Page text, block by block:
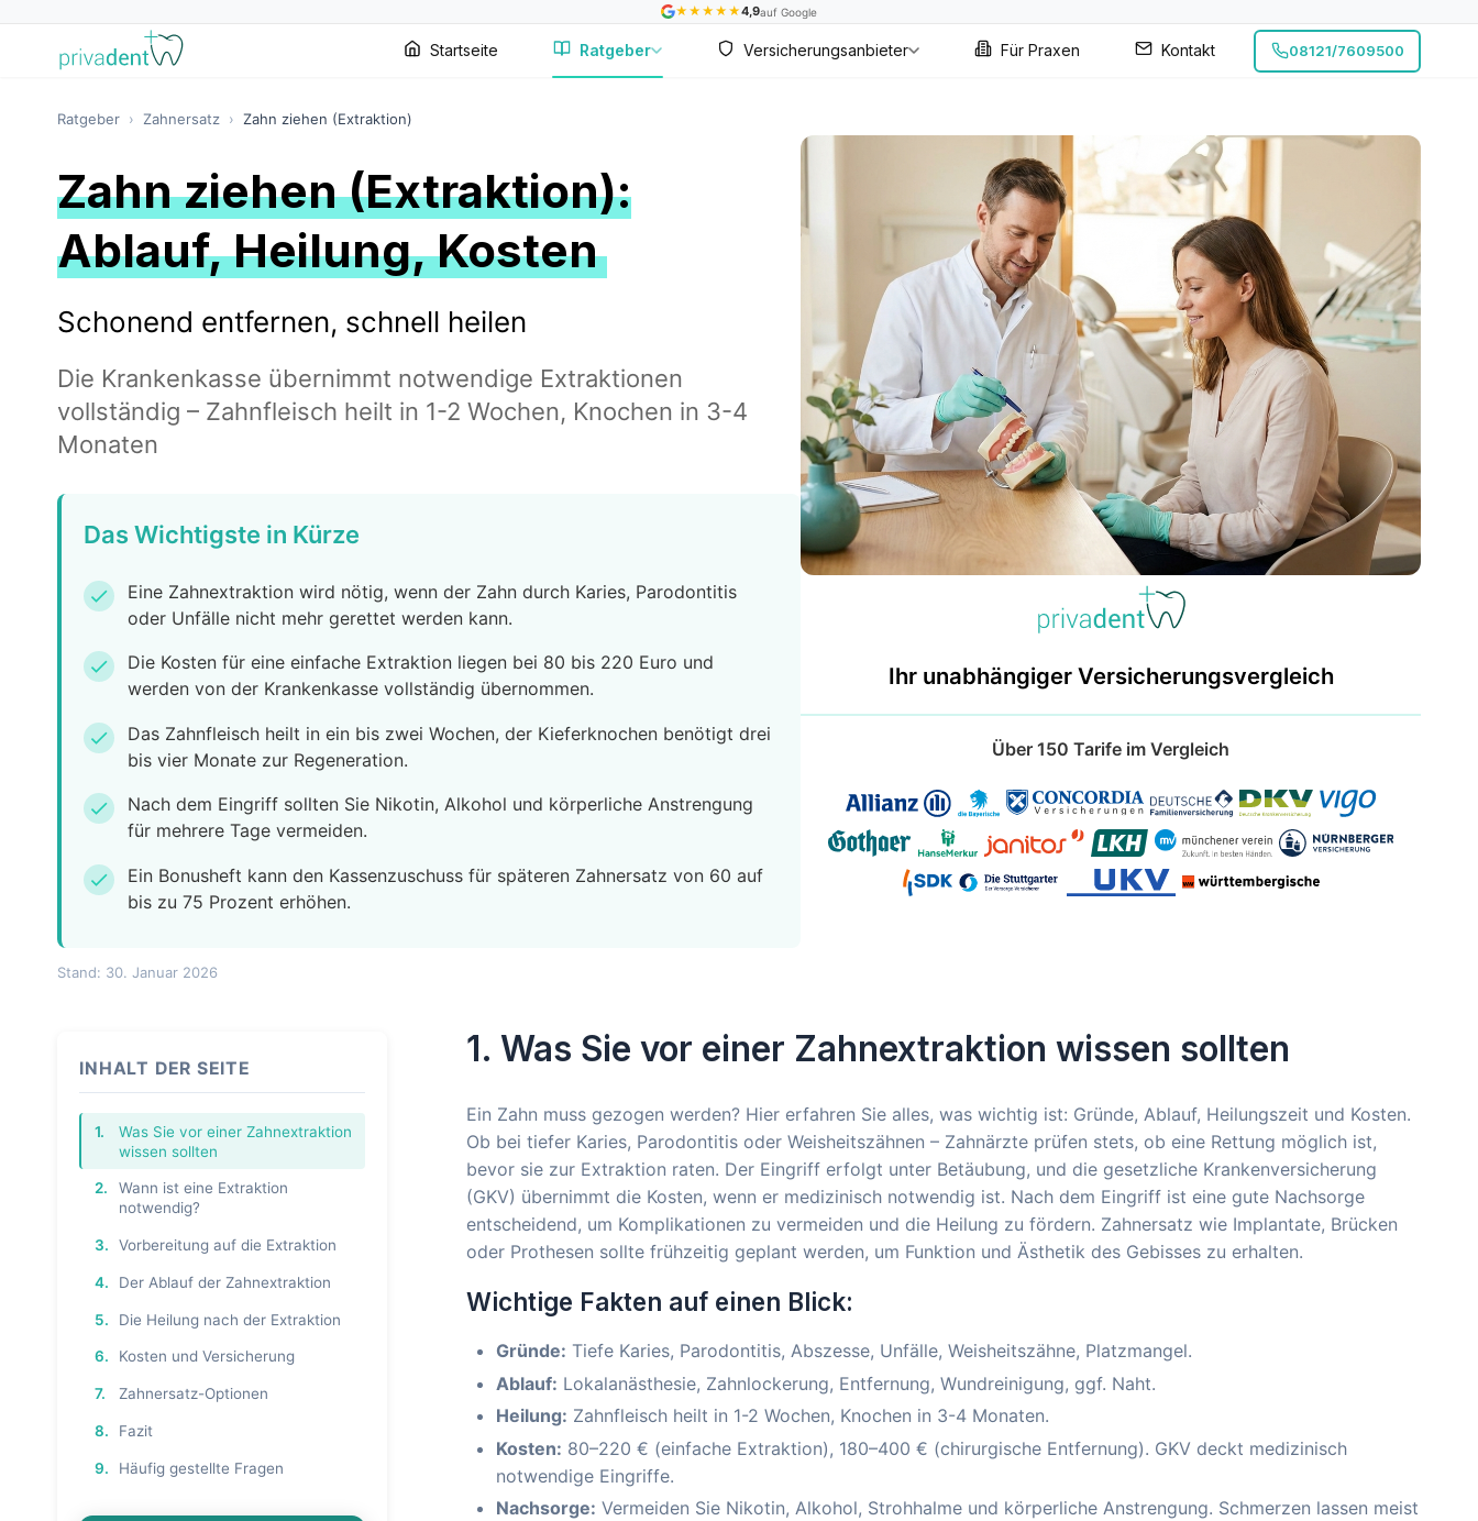
★ ★ ★ ★ ★4,9auf Google
Startseite Ratgeber Versicherungsanbieter Für Praxen Kontakt 08121/7609500
Ratgeber › Zahnersatz › Zahn ziehen (Extraktion)
Zahn ziehen (Extraktion):
Ablauf, Heilung, Kosten
Schonend entfernen, schnell heilen
Die Krankenkasse übernimmt notwendige Extraktionen
vollständig – Zahnfleisch heilt in 1-2 Wochen, Knochen in 3-4
Monaten
Das Wichtigste in Kürze
check
Eine Zahnextraktion wird nötig, wenn der Zahn durch Karies, Parodontitis
oder Unfälle nicht mehr gerettet werden kann.
check
Die Kosten für eine einfache Extraktion liegen bei 80 bis 220 Euro und
werden von der Krankenkasse vollständig übernommen.
check
Das Zahnfleisch heilt in ein bis zwei Wochen, der Kieferknochen benötigt drei
bis vier Monate zur Regeneration.
check
Nach dem Eingriff sollten Sie Nikotin, Alkohol und körperliche Anstrengung
für mehrere Tage vermeiden.
check
Ein Bonusheft kann den Kassenzuschuss für späteren Zahnersatz von 60 auf
bis zu 75 Prozent erhöhen.
Stand: 30. Januar 2026
Ihr unabhängiger Versicherungsvergleich
Über 150 Tarife im Vergleich
INHALT DER SEITE
1.
Was Sie vor einer Zahnextraktion
wissen sollten
2.
Wann ist eine Extraktion
notwendig?
3. Vorbereitung auf die Extraktion
4. Der Ablauf der Zahnextraktion
5. Die Heilung nach der Extraktion
6. Kosten und Versicherung
7. Zahnersatz-Optionen
8. Fazit
9. Häufig gestellte Fragen
1. Was Sie vor einer Zahnextraktion wissen sollten
Ein Zahn muss gezogen werden? Hier erfahren Sie alles, was wichtig ist: Gründe, Ablauf, Heilungszeit und Kosten.
Ob bei tiefer Karies, Parodontitis oder Weisheitszähnen – Zahnärzte prüfen stets, ob eine Rettung möglich ist,
bevor sie zur Extraktion raten. Der Eingriff erfolgt unter Betäubung, und die gesetzliche Krankenversicherung
(GKV) übernimmt die Kosten, wenn er medizinisch notwendig ist. Nach dem Eingriff ist eine gute Nachsorge
entscheidend, um Komplikationen zu vermeiden und die Heilung zu fördern. Zahnersatz wie Implantate, Brücken
oder Prothesen sollte frühzeitig geplant werden, um Funktion und Ästhetik des Gebisses zu erhalten.
Wichtige Fakten auf einen Blick:
Gründe: Tiefe Karies, Parodontitis, Abszesse, Unfälle, Weisheitszähne, Platzmangel.
Ablauf: Lokalanästhesie, Zahnlockerung, Entfernung, Wundreinigung, ggf. Naht.
Heilung: Zahnfleisch heilt in 1-2 Wochen, Knochen in 3-4 Monaten.
Kosten: 80–220 € (einfache Extraktion), 180–400 € (chirurgische Entfernung). GKV deckt medizinisch
notwendige Eingriffe.
Nachsorge: Vermeiden Sie Nikotin, Alkohol, Strohhalme und körperliche Anstrengung. Schmerzen lassen meist